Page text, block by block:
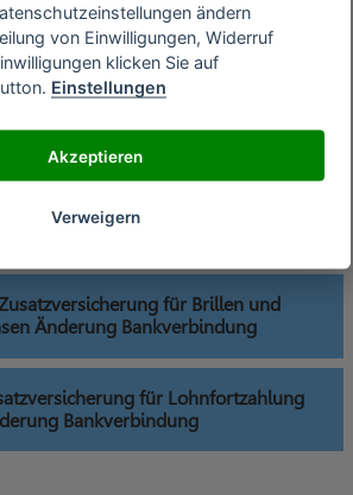
Zusatzversicherung Änderung
Bankverbindung
für Arzneitmittel
Bankverbindung
für Brillen und
Änderung Bankverbindung
für Lohnfortzahlung
Bankverbindung
ändern
von Einwilligungen, Widerruf
klicken Sie auf
Einstellungen
Akzeptieren
Verweigern